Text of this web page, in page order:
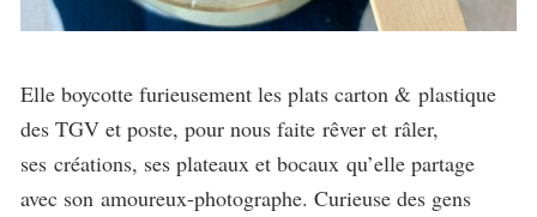
Elle boycotte furieusement les plats carton & plastique
des TGV et poste, pour nous faite rêver et râler,
ses créations, ses plateaux et bocaux qu’elle partage
avec son amoureux-photographe. Curieuse des gens